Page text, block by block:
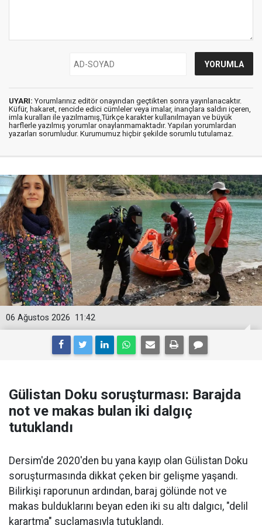
UYARI: Yorumlarınız editör onayından geçtikten sonra yayınlanacaktır.
Küfür, hakaret, rencide edici cümleler veya imalar, inançlara saldırı içeren,
imla kuralları ile yazılmamış,Türkçe karakter kullanılmayan ve büyük
harflerle yazılmış yorumlar onaylanmamaktadır. Yapılan yorumlardan
yazarları sorumludur. Kurumumuz hiçbir şekilde sorumlu tutulamaz.
11:42
06 Ağustos 2026
Gülistan Doku soruşturması: Barajda
not ve makas bulan iki dalgıç
tutuklandı
Dersim'de 2020'den bu yana kayıp olan Gülistan Doku
soruşturmasında dikkat çeken bir gelişme yaşandı.
Bilirkişi raporunun ardından, baraj gölünde not ve
makas bulduklarını beyan eden iki su altı dalgıcı, "delil
karartma" suçlamasıyla tutuklandı.